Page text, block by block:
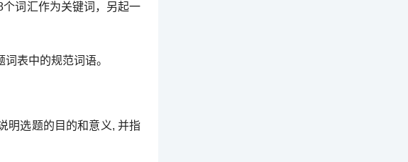
词汇作为关键词，另起一
表中的规范词语。
选题的目的和意义, 并指